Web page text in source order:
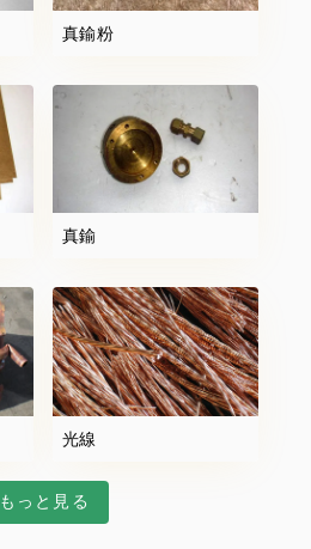
真鍮粉
真鍮
光線
もっと見る